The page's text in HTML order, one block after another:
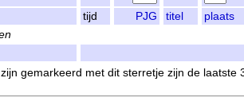
tijd PJG titel
plaats
gemarkeerd met dit sterretje zijn de laatste